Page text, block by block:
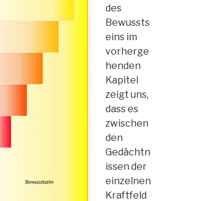
des
Bewussts
eins im
vorherge
henden
Kapitel
zeigt uns,
dass es
zwischen
den
Gedächtn
issen der
einzelnen
Kraftfeld